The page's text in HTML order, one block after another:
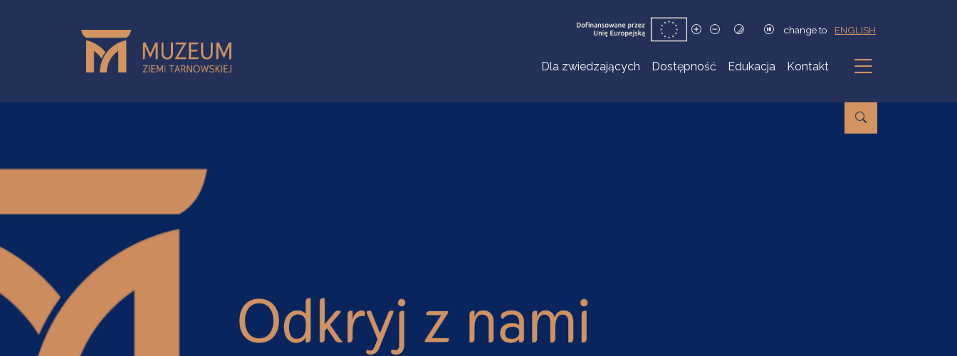
change to ENGLISH
Dla zwiedzających Dostępność Edukacja Kontakt
Podmenu